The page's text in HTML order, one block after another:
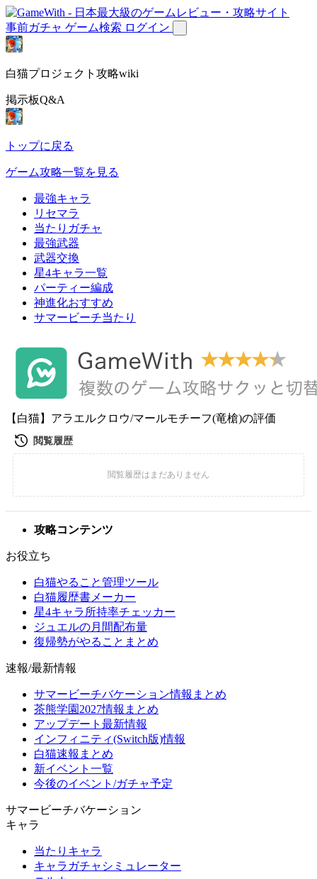
事前ガチャ ゲーム検索 ログイン
白猫プロジェクト攻略wiki
掲示板Q&A
トップに戻る
ゲーム攻略一覧を見る
最強キャラ
リセマラ
当たりガチャ
最強武器
武器交換
星4キャラ一覧
パーティー編成
神進化おすすめ
サマービーチ当たり
【白猫】アラエルクロウ/マールモチーフ(竜槍)の評価
攻略コンテンツ
お役立ち
白猫やること管理ツール
白猫履歴書メーカー
星4キャラ所持率チェッカー
ジュエルの月間配布量
復帰勢がやることまとめ
速報/最新情報
サマービーチバケーション情報まとめ
茶熊学園2027情報まとめ
アップデート最新情報
インフィニティ(Switch版)情報
白猫速報まとめ
新イベント一覧
今後のイベント/ガチャ予定
サマービーチバケーション
キャラ
当たりキャラ
キャラガチャシミュレーター